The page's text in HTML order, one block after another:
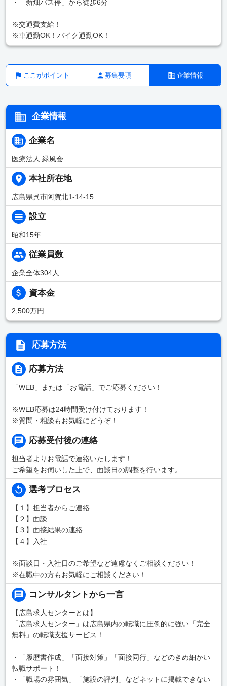
・「新畑バス停」から徒歩6分
※交通費支給！
※車通勤OK！バイク通勤OK！
ここがポイント 募集要項 企業情報
企業情報
企業名
医療法人 緑風会
本社所在地
広島県呉市阿賀北1-14-15
設立
昭和15年
従業員数
企業全体304人
資本金
2,500万円
応募方法
応募方法
「WEB」または「お電話」でご応募ください！
※WEB応募は24時間受け付けております！
※質問・相談もお気軽にどうぞ！
応募受付後の連絡
担当者よりお電話で連絡いたします！
ご希望をお伺いした上で、面談日の調整を行います。
選考プロセス
【１】担当者からご連絡
【２】面談
【３】面接結果の連絡
【４】入社
※面談日・入社日のご希望など遠慮なくご相談ください！
※在職中の方もお気軽にご相談ください！
コンサルタントから一言
【広島求人センターとは】
「広島求人センター」は広島県内の転職に圧倒的に強い「完全
無料」の転職支援サービス！
・「履歴書作成」「面接対策」「面接同行」などのきめ細かい
転職サポート！
・「職場の雰囲気」「施設の評判」などネットに掲載できない